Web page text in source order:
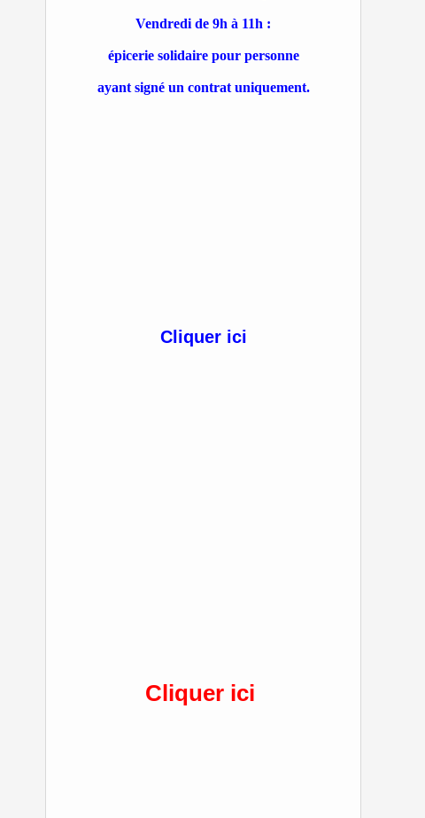
Vendredi de 9h à 11h :
épicerie solidaire pour personne
ayant signé un contrat uniquement.
Cliquer ici
Cliquer ici